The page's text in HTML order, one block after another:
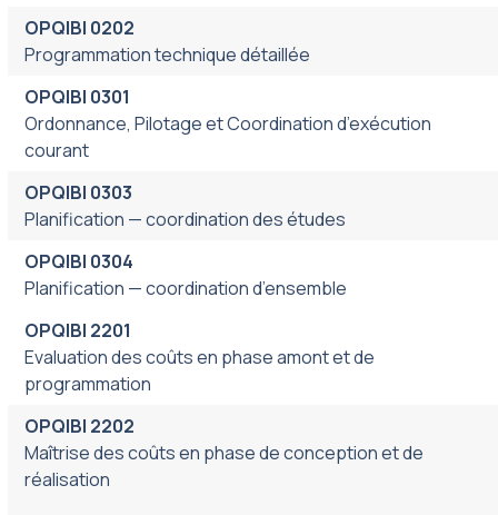
OPQIBI 0202
Programmation technique détaillée
OPQIBI 0301
Ordonnance, Pilotage et Coordination d’exécution
courant
OPQIBI 0303
Planification — coordination des études
OPQIBI 0304
Planification — coordination d’ensemble
OPQIBI 2201
Evaluation des coûts en phase amont et de
programmation
OPQIBI 2202
Maîtrise des coûts en phase de conception et de
réalisation